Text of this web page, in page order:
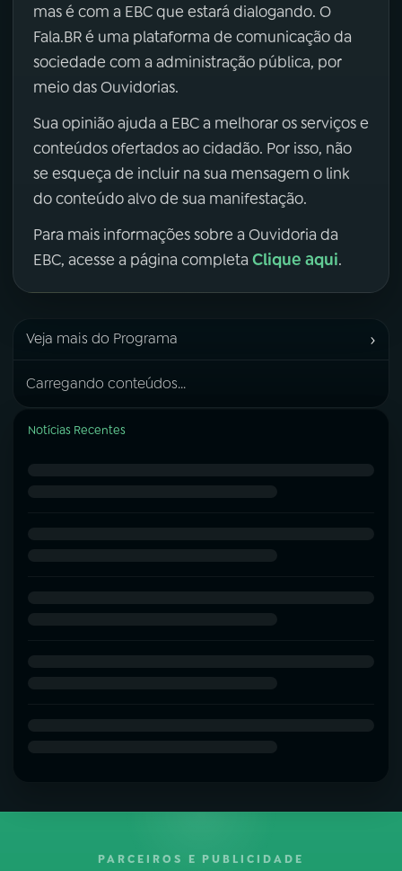
mas é com a EBC que estará dialogando. O
Fala.BR é uma plataforma de comunicação da
sociedade com a administração pública, por
meio das Ouvidorias.
Sua opinião ajuda a EBC a melhorar os serviços e
conteúdos ofertados ao cidadão. Por isso, não
se esqueça de incluir na sua mensagem o link
do conteúdo alvo de sua manifestação.
Para mais informações sobre a Ouvidoria da
EBC, acesse a página completa Clique aqui.
Veja mais do Programa ›
Carregando conteúdos...
Notícias Recentes
PARCEIROS E PUBLICIDADE